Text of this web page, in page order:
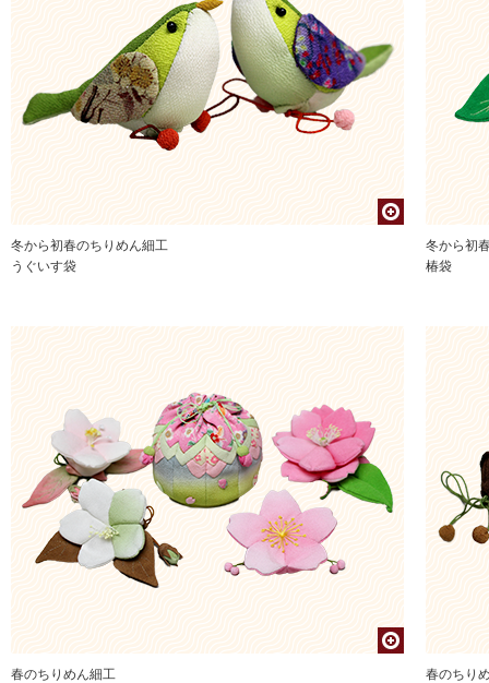
冬から初春のちりめん細工
うぐいす袋
冬から初
椿袋
春のちりめん細工
春のちり